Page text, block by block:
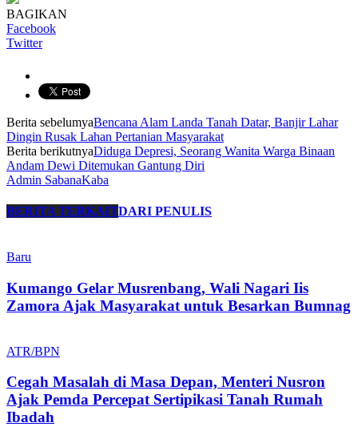
BAGIKAN
Facebook
Twitter
Berita sebelumyaBencana Alam Landa Tanah Datar, Banjir Lahar
Dingin Rusak Lahan Pertanian Masyarakat
Berita berikutnyaDiduga Depresi, Seorang Wanita Warga Binaan
Andam Dewi Ditemukan Gantung Diri
Admin SabanaKaba
BERITA TERKAITDARI PENULIS
Baru
Kumango Gelar Musrenbang, Wali Nagari Iis
Zamora Ajak Masyarakat untuk Besarkan Bumnag
ATR/BPN
Cegah Masalah di Masa Depan, Menteri Nusron
Ajak Pemda Percepat Sertipikasi Tanah Rumah
Ibadah